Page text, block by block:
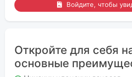
Войдите, чтобы
Откройте для себя
основные